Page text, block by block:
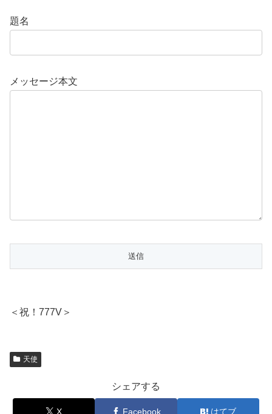
題名
メッセージ本文
＜祝！777V＞
天使
シェアする
X Facebook はてブ